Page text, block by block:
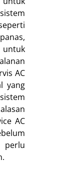
AC
yang
AC